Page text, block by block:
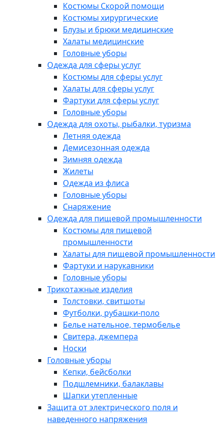
Костюмы Скорой помощи
Костюмы хирургические
Блузы и брюки медицинские
Халаты медицинские
Головные уборы
Одежда для сферы услуг
Костюмы для сферы услуг
Халаты для сферы услуг
Фартуки для сферы услуг
Головные уборы
Одежда для охоты, рыбалки, туризма
Летняя одежда
Демисезонная одежда
Зимняя одежда
Жилеты
Одежда из флиса
Головные уборы
Снаряжение
Одежда для пищевой промышленности
Костюмы для пищевой
промышленности
Халаты для пищевой промышленности
Фартуки и нарукавники
Головные уборы
Трикотажные изделия
Толстовки, свитшоты
Футболки, рубашки-поло
Белье нательное, термобелье
Свитера, джемпера
Носки
Головные уборы
Кепки, бейсболки
Подшлемники, балаклавы
Шапки утепленные
Защита от электрического поля и
наведенного напряжения